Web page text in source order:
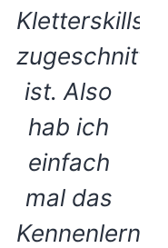
Kletterskills
ist. Also
hab ich
einfach
mal das
Kennenlern-